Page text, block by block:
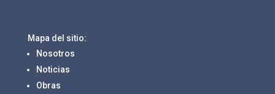
Mapa del sitio:
Nosotros
Noticias
Obras